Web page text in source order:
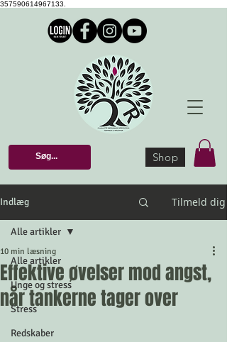
357590614967133.
Shop
Indlæg Tilmeld dig
Alle artikler
Unge og stress
Stress
Redskaber
Alle artikler
Effektive øvelser mod angst,
når tankerne tager over
10 min læsning